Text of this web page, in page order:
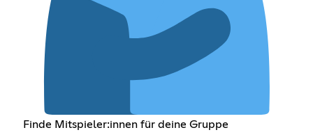
Finde Mitspieler:innen für deine Gruppe